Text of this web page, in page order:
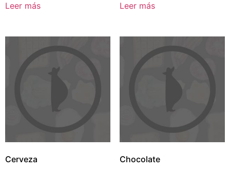
Leer más Leer más
Cerveza Chocolate